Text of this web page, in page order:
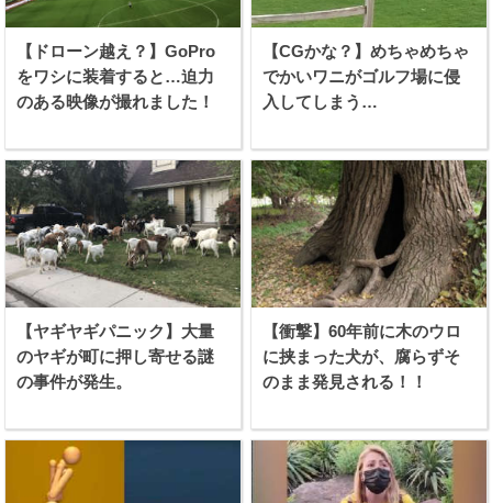
【ドローン越え？】GoPro
をワシに装着すると…迫力
のある映像が撮れました！
【CGかな？】めちゃめちゃ
でかいワニがゴルフ場に侵
入してしまう…
【ヤギヤギパニック】大量
のヤギが町に押し寄せる謎
の事件が発生。
【衝撃】60年前に木のウロ
に挟まった犬が、腐らずそ
のまま発見される！！